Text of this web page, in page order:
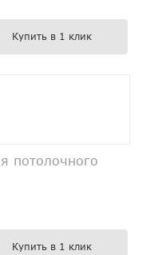
Купить в 1 клик
потолочного
Купить в 1 клик